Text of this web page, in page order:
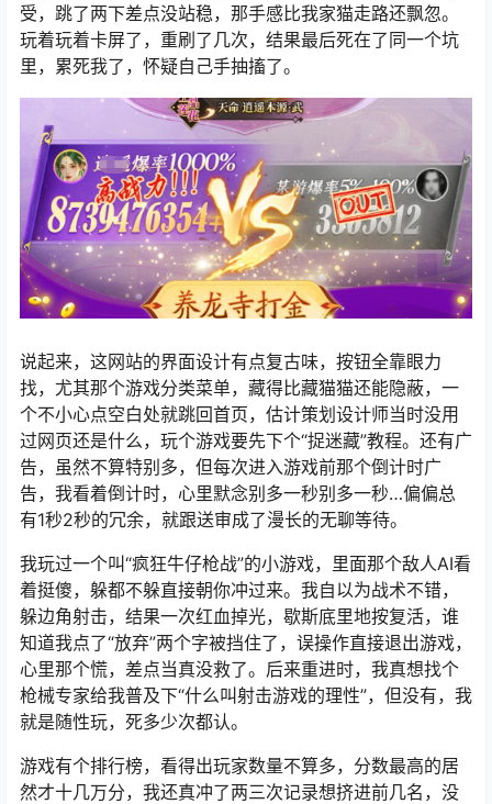
受，跳了两下差点没站稳，那手感比我家猫走路还飘忽。
玩着玩着卡屏了，重刷了几次，结果最后死在了同一个坑
里，累死我了，怀疑自己手抽搐了。
说起来，这网站的界面设计有点复古味，按钮全靠眼力
找，尤其那个游戏分类菜单，藏得比藏猫猫还能隐蔽，一
个不小心点空白处就跳回首页，估计策划设计师当时没用
过网页还是什么，玩个游戏要先下个“捉迷藏”教程。还有广
告，虽然不算特别多，但每次进入游戏前那个倒计时广
告，我看着倒计时，心里默念别多一秒别多一秒…偏偏总
有1秒2秒的冗余，就跟送审成了漫长的无聊等待。
我玩过一个叫“疯狂牛仔枪战”的小游戏，里面那个敌人AI看
着挺傻，躲都不躲直接朝你冲过来。我自以为战术不错，
躲边角射击，结果一次红血掉光，歇斯底里地按复活，谁
知道我点了“放弃”两个字被挡住了，误操作直接退出游戏，
心里那个慌，差点当真没救了。后来重进时，我真想找个
枪械专家给我普及下“什么叫射击游戏的理性”，但没有，我
就是随性玩，死多少次都认。
游戏有个排行榜，看得出玩家数量不算多，分数最高的居
然才十几万分，我还真冲了两三次记录想挤进前几名，没